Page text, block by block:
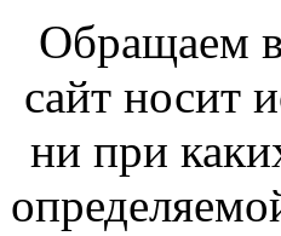
Обращаем
сайт носит
ни при